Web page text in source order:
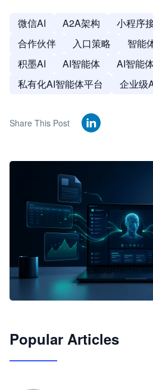
微信AI A2A架构 小程序
合作伙伴
入口策略 智能
积墨AI
AI智能体
AI智能
私有化AI智能体平台
企业级
Share This Post
JimoClaw 桌面 AI Agent 工
Popular Articles